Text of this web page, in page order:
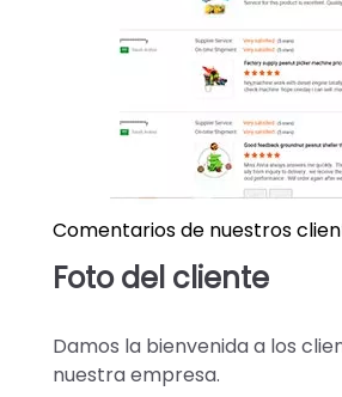
Comentarios de nuestros
Foto del cliente
Damos la bienvenida a los
nuestra empresa.